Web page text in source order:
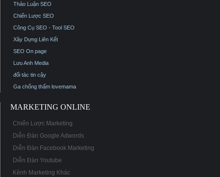
Thảo Luận SEO
Chiến Lược SEO
Công Cụ SEO - Tool SEO
Xây Dựng Liên Kết
SEO On page
Lưu Anh Media
đối tác tin cậy
Ga chống thấm lovemama
MARKETING ONLINE
Chiến Lược Marketing
Diễn Đàn Google Adwords
Diễn Đàn Facebook Marketing
Diễn Đàn Youtube
Kênh Marketing Khác